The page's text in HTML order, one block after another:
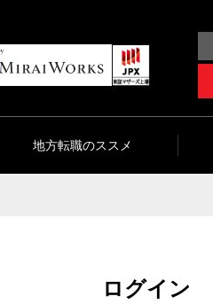
地方転職のススメ
ログイン